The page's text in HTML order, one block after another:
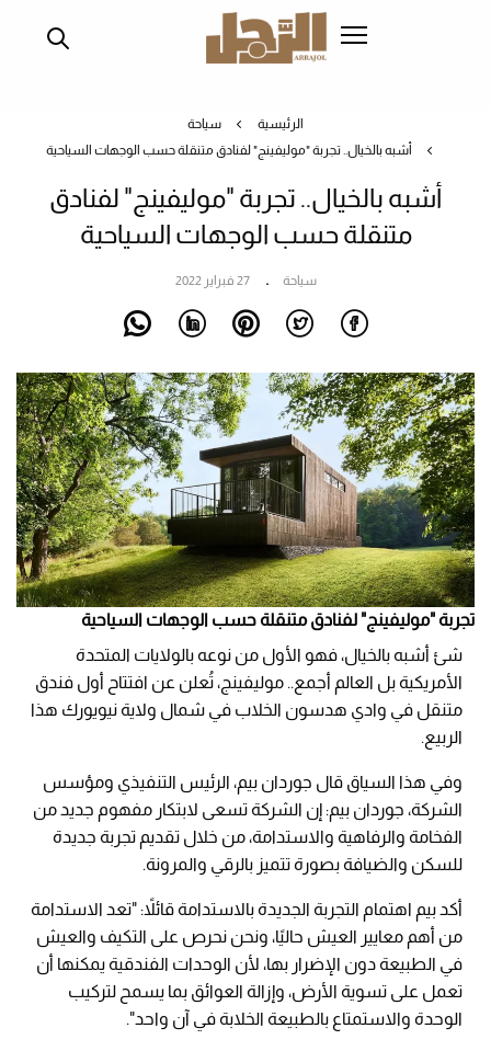
الرئيسية
سياحة
أشبه بالخيال.. تجربة "موليفينج" لفنادق متنقلة حسب الوجهات السياحية
أشبه بالخيال.. تجربة "موليفينج" لفنادق
متنقلة حسب الوجهات السياحية
سياحة 27 فبراير 2022
تجربة "موليفينج" لفنادق متنقلة حسب الوجهات السياحية
شئ أشبه بالخيال، فهو الأول من نوعه بالولايات المتحدة
الأمريكية بل العالم أجمع.. موليفينج، تُعلن عن افتتاح أول فندق
متنقل في وادي هدسون الخلاب في شمال ولاية نيويورك هذا
الربيع.
وفي هذا السياق قال جوردان بيم، الرئيس التنفيذي ومؤسس
الشركة، جوردان بيم: إن الشركة تسعى لابتكار مفهوم جديد من
الفخامة والرفاهية والاستدامة، من خلال تقديم تجربة جديدة
للسكن والضيافة بصورة تتميز بالرقي والمرونة.
أكد بيم اهتمام التجربة الجديدة بالاستدامة قائلاً: "تعد الاستدامة
من أهم معايير العيش حاليًا، ونحن نحرص على التكيف والعيش
في الطبيعة دون الإضرار بها، لأن الوحدات الفندقية يمكنها أن
تعمل على تسوية الأرض، وإزالة العوائق بما يسمح لتركيب
الوحدة والاستمتاع بالطبيعة الخلابة في آن واحد".